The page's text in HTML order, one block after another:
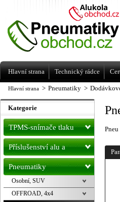
Hlavní strana > Pneumatiky >
Kategorie
TPMS-snímače tlaku
Příslušenství alu a
pneu
Pneumatiky
Osobní, SUV
OFFROAD, 4x4
Levné pneumatiky letní, zimní,
a litá kola Racing Line
Hlavní strana Technický rádce